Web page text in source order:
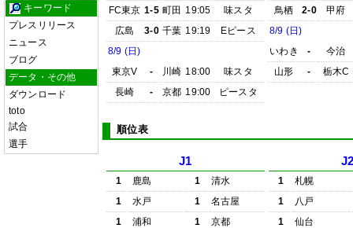
キーワード
プレスリリース
ニュース
ブログ
データ・その他
ダウンロード
toto
試合
選手
FC東京 1-5 町田 19:05
味スタ
広島
3-0 千葉 19:19
Eピース
8/9 (日)
東京V
- 川崎 18:00
味スタ
長崎
- 京都 19:00 ピースタ
鳥栖
2-0
甲府
8/9 (日)
いわき
-
今治
山形
- 栃木C
順位表
J1
1 鹿島 1
清水
1
水戸 1
名古屋
1
浦和 1
京都
1
札幌
1
八戸
1
仙台